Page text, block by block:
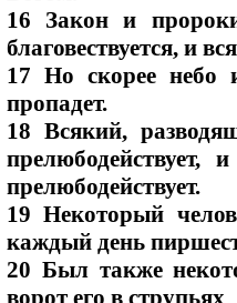
16 Закон и
благовествуется, и
17 Но скорее небо
пропадет.
18 Всякий,
прелюбодействует.
19 Некоторый
каждый день
20 Был также
ворот его в струпьях